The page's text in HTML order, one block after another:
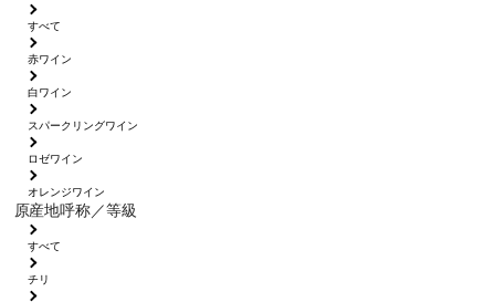
すべて
赤ワイン
白ワイン
スパークリングワイン
ロゼワイン
オレンジワイン
原産地呼称／等級
すべて
チリ